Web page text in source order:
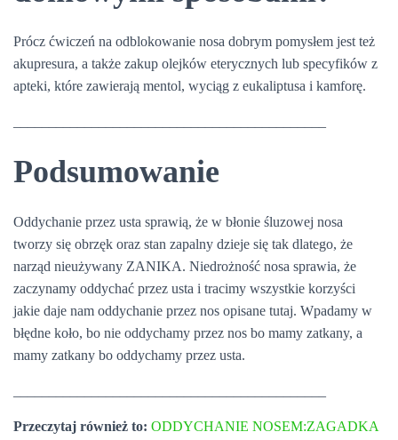
Prócz ćwiczeń na odblokowanie nosa dobrym pomysłem jest też
akupresura, a także zakup olejków eterycznych lub specyfików z
apteki, które zawierają mentol, wyciąg z eukaliptusa i kamforę.
Podsumowanie
Oddychanie przez usta sprawią, że w błonie śluzowej nosa
tworzy się obrzęk oraz stan zapalny dzieje się tak dlatego, że
narząd nieużywany ZANIKA. Niedrożność nosa sprawia, że
zaczynamy oddychać przez usta i tracimy wszystkie korzyści
jakie daje nam oddychanie przez nos opisane tutaj. Wpadamy w
błędne koło, bo nie oddychamy przez nos bo mamy zatkany, a
mamy zatkany bo oddychamy przez usta.
Przeczytaj również to: ODDYCHANIE NOSEM:ZAGADKA